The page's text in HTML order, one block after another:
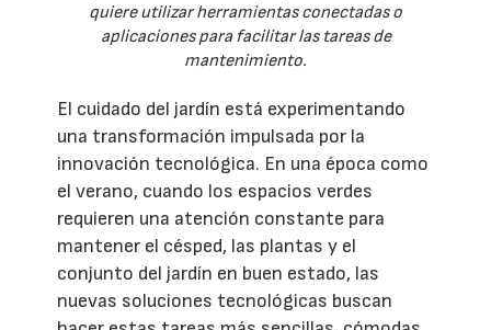
quiere utilizar herramientas conectadas o
aplicaciones para facilitar las tareas de
mantenimiento.
El cuidado del jardín está experimentando
una transformación impulsada por la
innovación tecnológica. En una época como
el verano, cuando los espacios verdes
requieren una atención constante para
mantener el césped, las plantas y el
conjunto del jardín en buen estado, las
nuevas soluciones tecnológicas buscan